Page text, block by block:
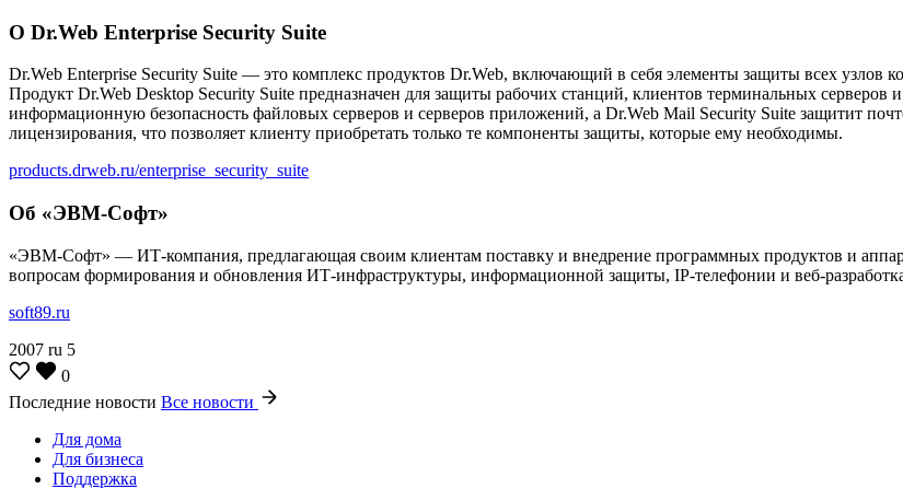
О Dr.Web Enterprise Security Suite
Dr.Web Enterprise Security Suite — это комплекс продуктов Dr.Web, включающий в себя элементы защиты всех узлов
Продукт Dr.Web Desktop Security Suite предназначен для защиты рабочих станций, клиентов терминальных серверов
информационную безопасность файловых серверов и серверов приложений, а Dr.Web Mail Security Suite защитит
лицензирования, что позволяет клиенту приобретать только те компоненты защиты, которые ему необходимы.
products.drweb.ru/enterprise_security_suite
Об «ЭВМ-Софт»
«ЭВМ-Софт» — ИТ-компания, предлагающая своим клиентам поставку и внедрение программных продуктов и
вопросам формирования и обновления ИТ-инфраструктуры, информационной защиты, IP-телефонии и веб-
soft89.ru
2007 ru 5
0
Последние новости Все новости
Для дома
Для бизнеса
Поддержка